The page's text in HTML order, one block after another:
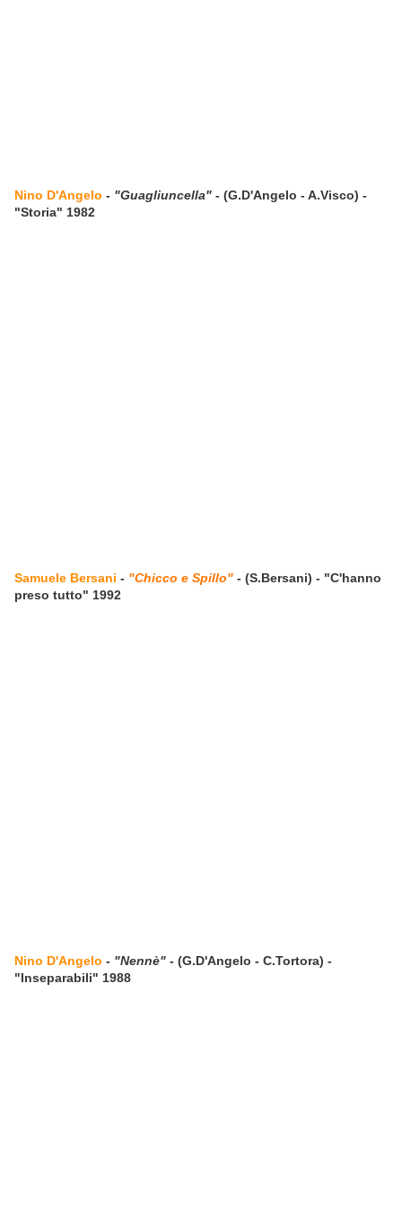
Nino D'Angelo - "Guagliuncella" - (G.D'Angelo - A.Visco) -
"Storia" 1982
Samuele Bersani - "Chicco e Spillo" - (S.Bersani) - "C'hanno
preso tutto" 1992
Nino D'Angelo - "Nennè" - (G.D'Angelo - C.Tortora) -
"Inseparabili" 1988